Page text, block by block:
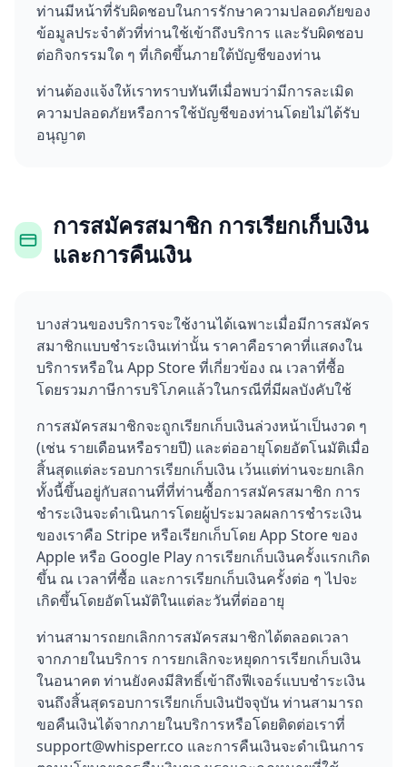
ท่านมีหน้าที่รับผิดชอบในการรักษาความปลอดภัยของ
ข้อมูลประจำตัวที่ท่านใช้เข้าถึงบริการ และรับผิดชอบ
ต่อกิจกรรมใด ๆ ที่เกิดขึ้นภายใต้บัญชีของท่าน
ท่านต้องแจ้งให้เราทราบทันทีเมื่อพบว่ามีการละเมิด
ความปลอดภัยหรือการใช้บัญชีของท่านโดยไม่ได้รับ
อนุญาต
การสมัครสมาชิก การเรียกเก็บเงิน
และการคืนเงิน
บางส่วนของบริการจะใช้งานได้เฉพาะเมื่อมีการสมัคร
สมาชิกแบบชำระเงินเท่านั้น ราคาคือราคาที่แสดงใน
บริการหรือใน App Store ที่เกี่ยวข้อง ณ เวลาที่ซื้อ
โดยรวมภาษีการบริโภคแล้วในกรณีที่มีผลบังคับใช้
การสมัครสมาชิกจะถูกเรียกเก็บเงินล่วงหน้าเป็นงวด ๆ
(เช่น รายเดือนหรือรายปี) และต่ออายุโดยอัตโนมัติเมื่อ
สิ้นสุดแต่ละรอบการเรียกเก็บเงิน เว้นแต่ท่านจะยกเลิก
ทั้งนี้ขึ้นอยู่กับสถานที่ที่ท่านซื้อการสมัครสมาชิก การ
ชำระเงินจะดำเนินการโดยผู้ประมวลผลการชำระเงิน
ของเราคือ Stripe หรือเรียกเก็บโดย App Store ของ
Apple หรือ Google Play การเรียกเก็บเงินครั้งแรกเกิด
ขึ้น ณ เวลาที่ซื้อ และการเรียกเก็บเงินครั้งต่อ ๆ ไปจะ
เกิดขึ้นโดยอัตโนมัติในแต่ละวันที่ต่ออายุ
ท่านสามารถยกเลิกการสมัครสมาชิกได้ตลอดเวลา
จากภายในบริการ การยกเลิกจะหยุดการเรียกเก็บเงิน
ในอนาคต ท่านยังคงมีสิทธิ์เข้าถึงฟีเจอร์แบบชำระเงิน
จนถึงสิ้นสุดรอบการเรียกเก็บเงินปัจจุบัน ท่านสามารถ
ขอคืนเงินได้จากภายในบริการหรือโดยติดต่อเราที่
support@whisperr.co และการคืนเงินจะดำเนินการ